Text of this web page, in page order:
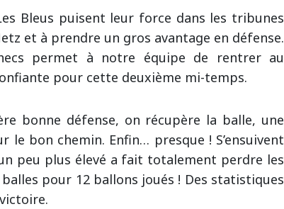
Bleus puisent leur force dans les tribunes
et à prendre un gros avantage en défense.
permet à notre équipe de rentrer au
pour cette deuxième mi-temps.
bonne défense, on récupère la balle, une
bon chemin. Enfin… presque ! S’ensuivent
peu plus élevé a fait totalement perdre les
pour 12 ballons joués ! Des statistiques